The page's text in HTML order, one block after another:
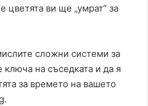
цветята ви ще „умрат” за
сложни системи за
ключа на съседката и да я
за времето на вашето